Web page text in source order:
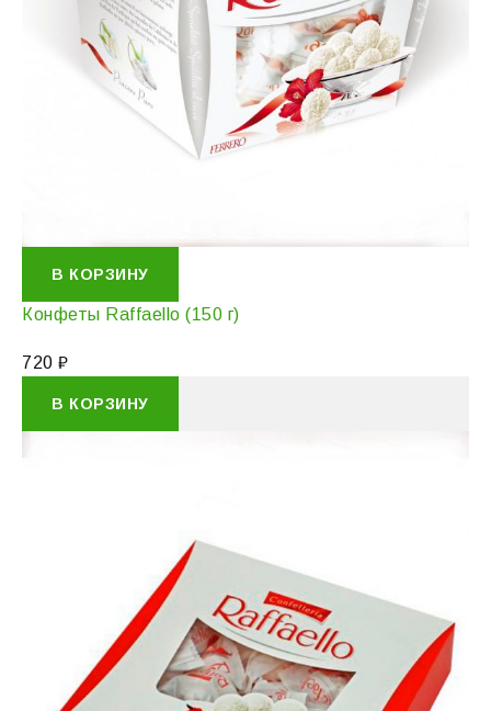
В КОРЗИНУ
Конфеты Raffaello (150 г)
720 ₽
В КОРЗИНУ